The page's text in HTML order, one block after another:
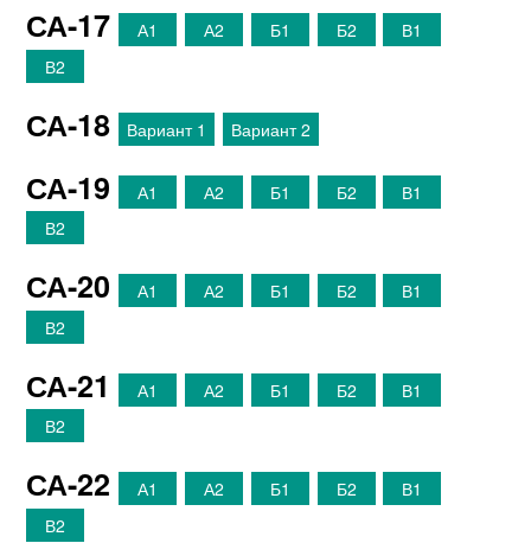
СА-17 А1 А2 Б1 Б2
В1
В2
СА-18 Вариант 1 Вариант 2
СА-19 А1 А2 Б1 Б2
В1
В2
СА-20 А1 А2 Б1 Б2
В1
В2
СА-21 А1 А2 Б1 Б2
В1
В2
СА-22 А1 А2 Б1 Б2
В1
В2